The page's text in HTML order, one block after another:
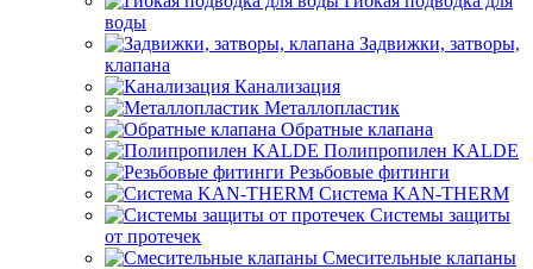
воды
Задвижки, затворы,
клапана
Канализация
Металлопластик
Обратные клапана
Полипропилен KALDE
Резьбовые фитинги
Система KAN-THERM
Системы защиты
от протечек
Смесительные клапаны